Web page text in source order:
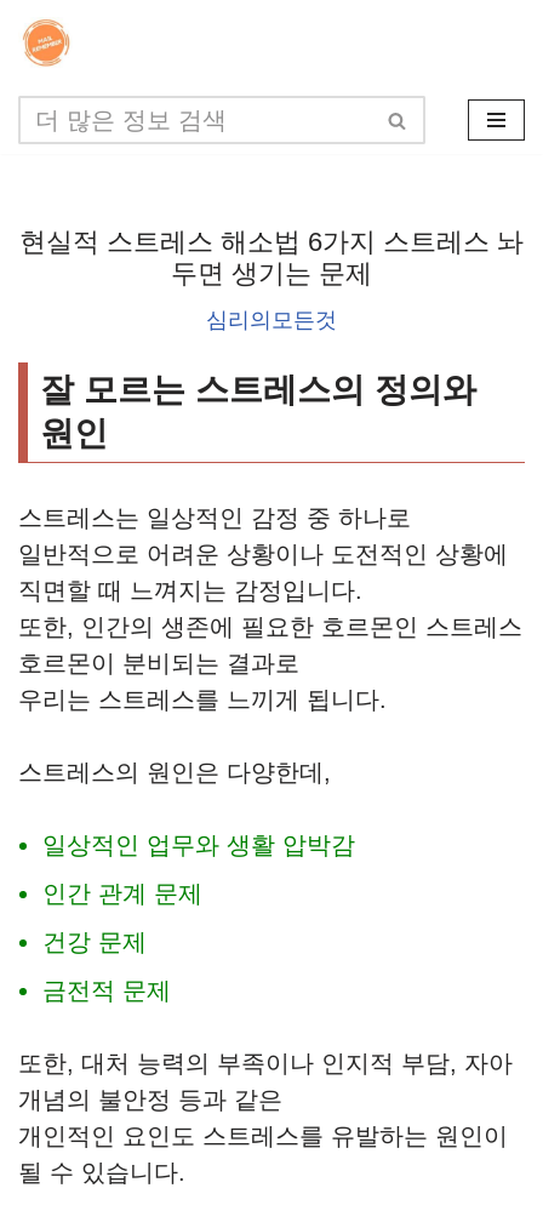
콘
텐
츠
너
현실적 스트레스 해소법 6가지 스트레스 놔
두면 생기는 문제
심리의모든것
잘 모르는 스트레스의 정의와
원인
스트레스는 일상적인 감정 중 하나로
일반적으로 어려운 상황이나 도전적인 상황에
직면할 때 느껴지는 감정입니다.
또한, 인간의 생존에 필요한 호르몬인 스트레스
호르몬이 분비되는 결과로
우리는 스트레스를 느끼게 됩니다.
스트레스의 원인은 다양한데,
일상적인 업무와 생활 압박감
인간 관계 문제
건강 문제
금전적 문제
또한, 대처 능력의 부족이나 인지적 부담, 자아
개념의 불안정 등과 같은
개인적인 요인도 스트레스를 유발하는 원인이
될 수 있습니다.